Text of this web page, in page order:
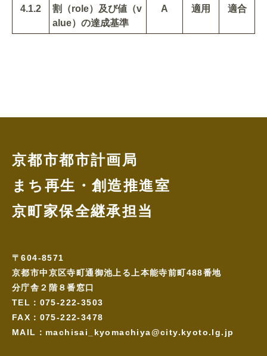
4.1.2
割（role）及び値（v
alue）の達成基準
A 適用 適合
京都市都市計画局
まち再生・創造推進室
京町家保全継承担当
〒604-8571
京都市中京区寺町通御池上る上本能寺前町488番地
分庁舎２階８番窓口
TEL：075-222-3503
FAX：075-222-3478
MAIL：machisai_kyomachiya@city.kyoto.lg.jp